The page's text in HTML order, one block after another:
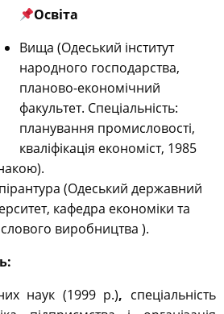
Освіта
Вища (Одеський інститут
народного господарства,
планово-економічний
факультет. Спеціальність:
планування промисловості,
кваліфікація економіст, 1985
(Одеський державний
кафедра економіки та
виробництва ).
наук (1999 р.), спеціальність